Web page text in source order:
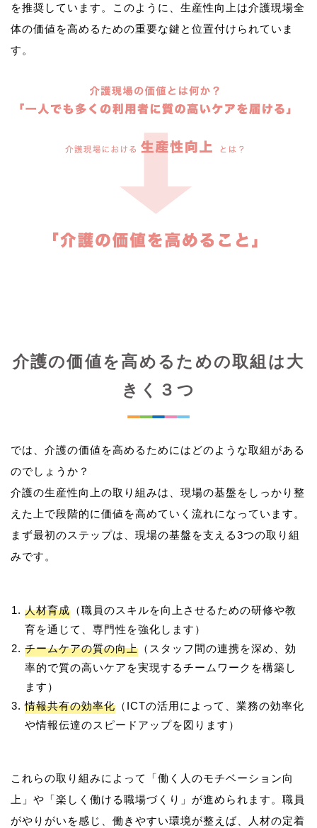
を推奨しています。このように、生産性向上は介護現場全
体の価値を高めるための重要な鍵と位置付けられていま
介護の価値を高めるための取組は大
きく３つ
では、介護の価値を高めるためにはどのような取組がある
のでしょうか？
介護の生産性向上の取り組みは、現場の基盤をしっかり整
えた上で段階的に価値を高めていく流れになっています。
まず最初のステップは、現場の基盤を支える3つの取り組
人材育成 （職員のスキルを向上させるための研修や教
育を通じて、専門性を強化します）
チームケアの質の向上 （スタッフ間の連携を深め、効
率的で質の高いケアを実現するチームワークを構築し
ます）
情報共有の効率化 （ICTの活用によって、業務の効率化
や情報伝達のスピードアップを図ります）
これらの取り組みによって「働く人のモチベーション向
上」や「楽しく働ける職場づくり」が進められます。職員
がやりがいを感じ、働きやすい環境が整えば、人材の定着